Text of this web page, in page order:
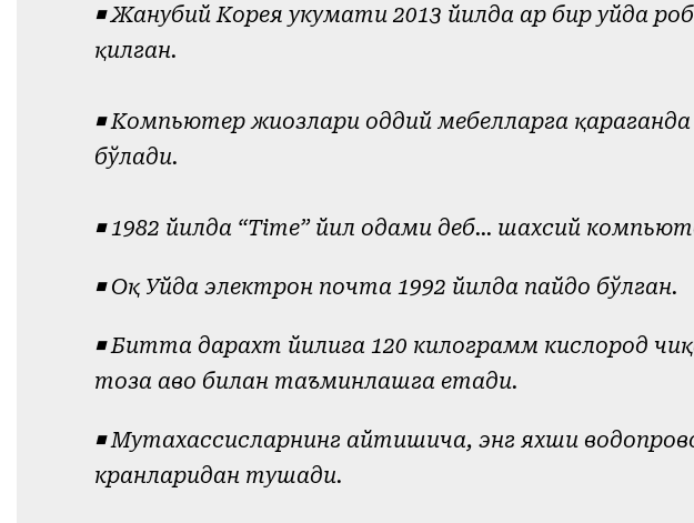
◾️ Жанубий Корея ҳукумати 2013 йилда ҳар бир уйда
қилган.
◾️ Компьютер жиҳозлари оддий мебелларга
бўлади.
◾️ 1982 йилда “Time” йил одами деб... шахсий
◾️ Оқ Уйда электрон почта 1992 йилда пайдо бўлган.
◾️ Битта дарахт йилига 120 килограмм кислород
тоза ҳаво билан таъминлашга етади.
◾️ Мутахассисларнинг айтишича, энг яхши
кранларидан тушади.